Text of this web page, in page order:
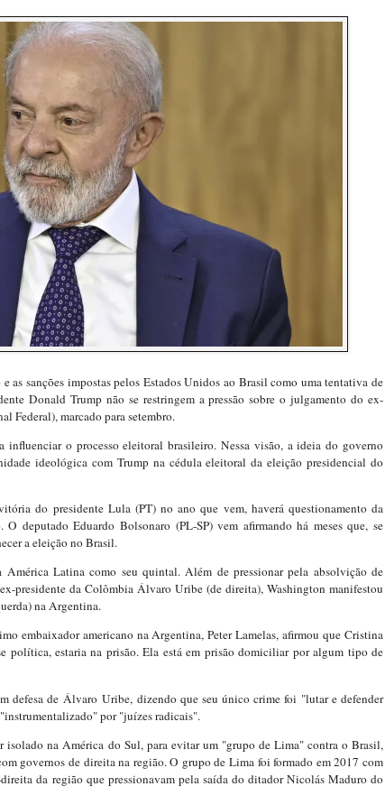
as sanções impostas pelos Estados Unidos ao Brasil como uma tentativa de
Donald Trump não se restringem a pressão sobre o julgamento do ex-
Federal), marcado para setembro.
influenciar o processo eleitoral brasileiro. Nessa visão, a ideia do governo
ideológica com Trump na cédula eleitoral da eleição presidencial do
do presidente Lula (PT) no ano que vem, haverá questionamento da
deputado Eduardo Bolsonaro (PL-SP) vem afirmando há meses que, se
a eleição no Brasil.
Latina como seu quintal. Além de pressionar pela absolvição de
presidente da Colômbia Álvaro Uribe (de direita), Washington manifestou
na Argentina.
embaixador americano na Argentina, Peter Lamelas, afirmou que Cristina
política, estaria na prisão. Ela está em prisão domiciliar por algum tipo de
defesa deÁlvaroUribe, dizendo que seu único crime foi "lutar e defender
por "juízes radicais".
isolado na América do Sul, para evitar um "grupo de Lima" contra o Brasil,
governos de direita na região. O grupo de Lima foi formado em 2017 com
da região que pressionavam pela saída do ditador Nicolás Maduro do